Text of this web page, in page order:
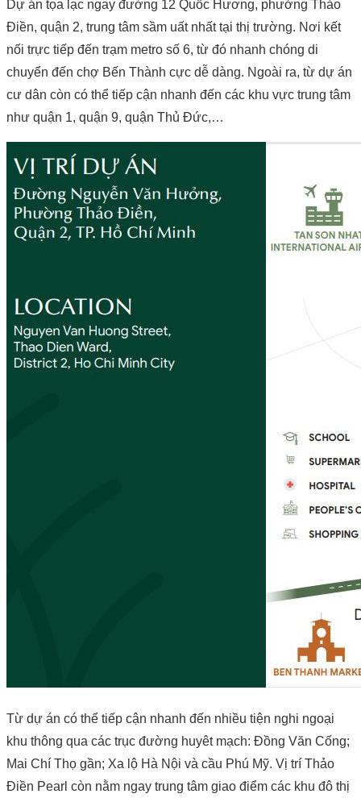
Dự án tọa lạc ngay đường 12 Quốc Hương, phường Thảo
Điền, quận 2, trung tâm sầm uất nhất tại thị trường. Nơi kết
nối trực tiếp đến trạm metro số 6, từ đó nhanh chóng di
chuyển đến chợ Bến Thành cực dễ dàng. Ngoài ra, từ dự án
cư dân còn có thể tiếp cận nhanh đến các khu vực trung tâm
như quận 1, quận 9, quận Thủ Đức,…
Từ dự án có thể tiếp cận nhanh đến nhiều tiện nghi ngoại
khu thông qua các trục đường huyêt mạch: Đồng Văn Cống;
Mai Chí Thọ gần; Xa lộ Hà Nội và cầu Phú Mỹ. Vị trí Thảo
Điền Pearl còn nằm ngay trung tâm giao điểm các khu đô thị